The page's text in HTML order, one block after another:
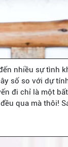
nhiều sự tình
số so với dự
đi chỉ là một
qua mà thôi!